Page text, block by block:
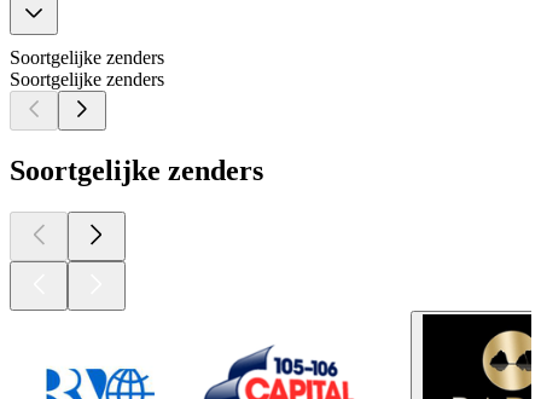
Soortgelijke zenders
Soortgelijke zenders
Soortgelijke zenders